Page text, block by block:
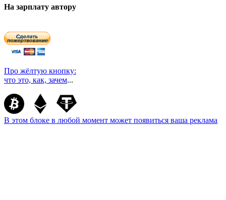
На зарплату автору
Про жёлтую кнопку:
что это, как, зачем...
В этом блоке в любой момент может появиться ваша реклама